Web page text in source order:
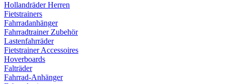
Hollandräder Herren
Fietstrainers
Fahrradanhänger
Fahrradtrainer Zubehör
Lastenfahrräder
Fietstrainer Accessoires
Hoverboards
Falträder
Fahrrad-Anhänger